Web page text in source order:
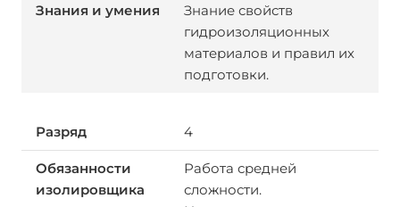
Знание свойств
гидроизоляционных
материалов и правил их
подготовки.
4
Работа средней
сложности.